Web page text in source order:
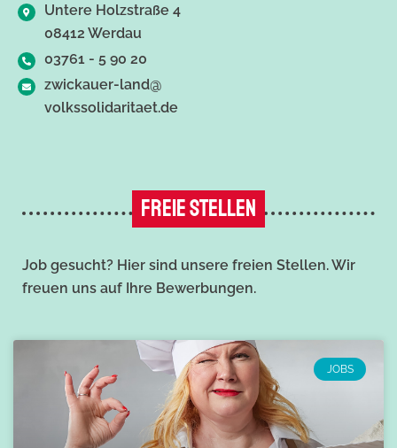
Untere Holzstraße 4
08412 Werdau
03761 - 5 90 20
zwickauer-land@
volkssolidaritaet.de
FREIE STELLEN
Job gesucht? Hier sind unsere freien Stellen. Wir
freuen uns auf Ihre Bewerbungen.
JOBS